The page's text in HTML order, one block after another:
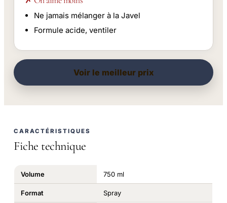
Ne jamais mélanger à la Javel
Formule acide, ventiler
Voir le meilleur prix
CARACTÉRISTIQUES
Fiche technique
Volume 750 ml
Format Spray